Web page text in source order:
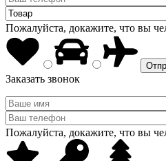
Пожалуйста, докажите, что вы
Заказать звонок
Пожалуйста, докажите, что вы